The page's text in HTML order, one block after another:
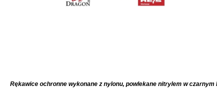
Rękawice ochronne wykonane z nylonu, powlekane nitrylem w czarnym